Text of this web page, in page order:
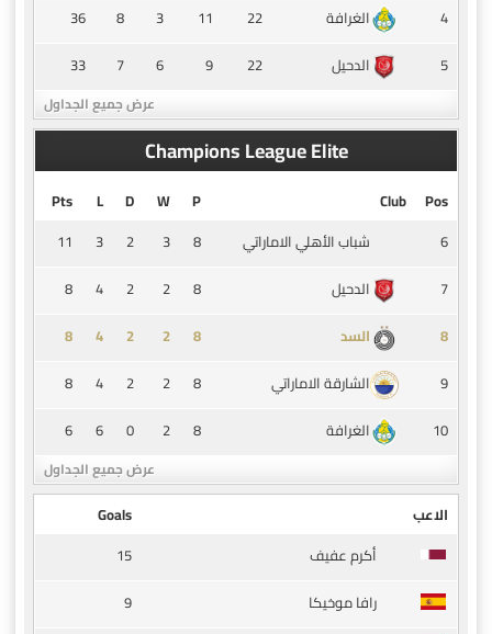
4
الغرافة 22
11
3
8
36
5
الدحيل 22
9
6
7
33
عرض جميع الجداول
Champions League Elite
Pos
Club
P
W
D
L
Pts
6
شباب الأهلي الاماراتي 8
3
2
3
11
7
الدحيل 8
2
2
4
8
8
السد 8
2
2
4
8
9
الشارقة الاماراتي 8
2
2
4
8
10
الغرافة 8
2
0
6
6
عرض جميع الجداول
الاعب
Goals
أكرم عفيف
15
رافا موخيكا
9